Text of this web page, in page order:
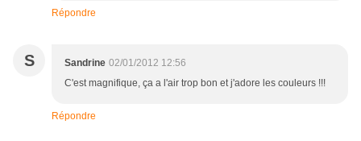
Répondre
S Sandrine 02/01/2012 12:56
C'est magnifique, ça a l'air trop bon et j'adore les couleurs !!!
Répondre